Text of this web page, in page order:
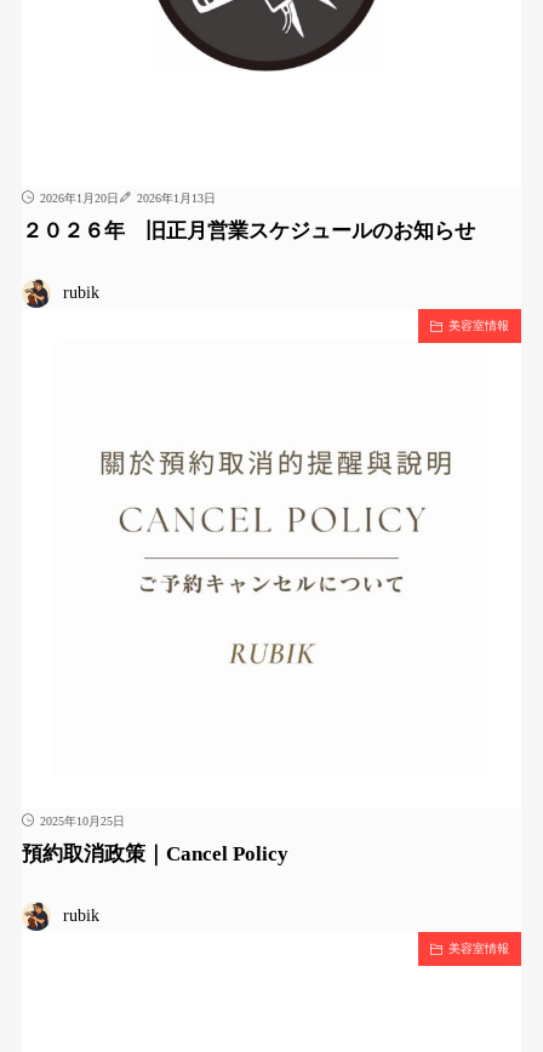
2026年1月20日 2026年1月13日
２０２６年 旧正月営業スケジュールのお知らせ
rubik
美容室情報
2025年10月25日
預約取消政策｜Cancel Policy
rubik
美容室情報